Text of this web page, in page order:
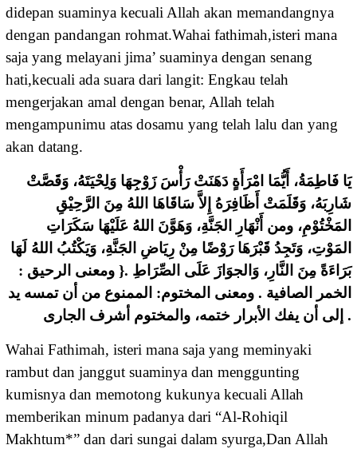
didepan suaminya kecuali Allah akan memandangnya
dengan pandangan rohmat.Wahai fathimah,isteri mana
saja yang melayani jima’ suaminya dengan senang
hati,kecuali ada suara dari langit: Engkau telah
mengerjakan amal dengan benar, Allah telah
mengampunimu atas dosamu yang telah lalu dan yang
akan datang.
ﻳَﺎ ﻓَﺎﻃِﻤَﺔُ، ﺃَﻳُّﻤَﺎ ﺍﻣْﺮَﺃَﺓٍ ﺩَﻫَﻨَﺖْ ﺭَﺃْﺱَ ﺯَﻭْﺟِﻬَﺎ ﻭَﻟِﺤْﻴَﺘَﻪُ، ﻭَﻗَﺼَّﺖْ
ﺷَﺎﺭِﺑَﻪُ، ﻭَﻗَﻠَﻤَﺖْ ﺃَﻇَﺎﻓِﺮَﻩُ ﺇِﻻَّ ﺳَﺎﻗَﺎﻫَﺎ ﺍﻟﻠﻪُ ﻣِﻦَ ﺍﻟﺮَّﺣِﻴْﻖِ
ﺍﻟﻤَﺨْﺘُﻮْﻡِ، ﻭﻣﻦ ﺃَﻧْﻬَﺎﺭِ ﺍﻟﺠَﻨَّﺔِ، ﻭَﻫَﻮَّﻥَ ﺍﻟﻠﻪُ ﻋَﻠَﻴْﻬَﺎ ﺳَﻜَﺮَﺍﺕِ
ﺍﻟﻤَﻮْﺕِ، ﻭَﺗَﺠِﺪُ ﻗَﺒْﺮَﻫَﺎ ﺭَﻭْﺿًﺎ ﻣِﻦْ ﺭِﻳَﺎﺽِ ﺍﻟﺠَﻨَّﺔِ، ﻭَﻳَﻜْﺘُﺐُ ﺍﻟﻠﻪُ ﻟَﻬَﺎ
ﺑَﺮَﺍﺀَﺓً ﻣِﻦَ ﺍﻟﻨَّﺎﺭِ، ﻭَﺍﻟﺠﻮَﺍﺯَ ﻋَﻠَﻰ ﺍﻟﺼِّﺮَﺍﻁِ .{ ﻭﻣﻌﻨﻰ ﺍﻟﺮﺣﻴﻖ :
ﺍﻟﺨﻤﺮ ﺍﻟﺼﺎﻓﻴﺔ . ﻭﻣﻌﻨﻰ ﺍﻟﻤﺨﺘﻮﻡ: ﺍﻟﻤﻤﻨﻮﻉ ﻣﻦ ﺃﻥ ﺗﻤﺴﻪ ﻳﺪ
ﺇﻟﻰ ﺃﻥ ﻳﻔﻚ ﺍﻷﺑﺮﺍﺭ ﺧﺘﻤﻪ، ﻭﺍﻟﻤﺨﺘﻮﻡ ﺃﺷﺮﻑ ﺍﻟﺠﺎﺭﻯ .
Wahai Fathimah, isteri mana saja yang meminyaki
rambut dan janggut suaminya dan menggunting
kumisnya dan memotong kukunya kecuali Allah
memberikan minum padanya dari “Al-Rohiqil
Makhtum*” dan dari sungai dalam syurga,Dan Allah